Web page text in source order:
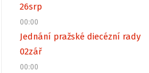
26srp
00:00
Jednání pražské diecézní rady
02zář
00:00